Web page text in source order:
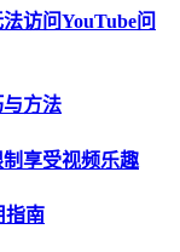
访问YouTube问
方法
享受视频乐趣
指南